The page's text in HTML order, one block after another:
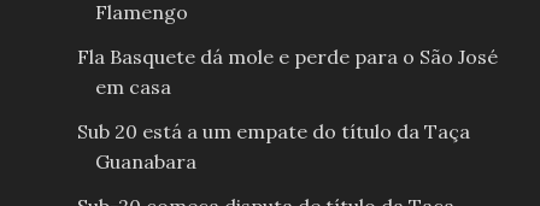
Flamengo
Fla Basquete dá mole e perde para o São José
em casa
Sub 20 está a um empate do título da Taça
Guanabara